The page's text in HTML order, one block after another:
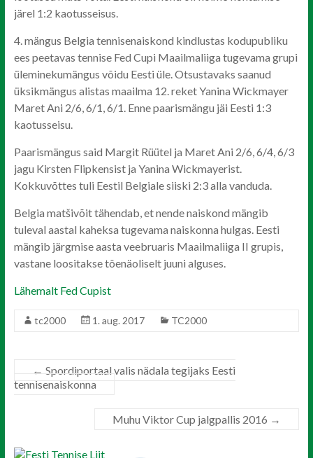
järel 1:2 kaotusseisus.
4. mängus Belgia tennisenaiskond kindlustas kodupubliku
ees peetavas tennise Fed Cupi Maailmaliiga tugevama grupi
üleminekumängus võidu Eesti üle. Otsustavaks saanud
üksikmängus alistas maailma 12. reket Yanina Wickmayer
Maret Ani 2/6, 6/1, 6/1. Enne paarismängu jäi Eesti 1:3
kaotusseisu.
Paarismängus said Margit Rüütel ja Maret Ani 2/6, 6/4, 6/3
jagu Kirsten Flipkensist ja Yanina Wickmayerist.
Kokkuvõttes tuli Eestil Belgiale siiski 2:3 alla vanduda.
Belgia matšivõit tähendab, et nende naiskond mängib
tuleval aastal kaheksa tugevama naiskonna hulgas. Eesti
mängib järgmise aasta veebruaris Maailmaliiga II grupis,
vastane loositakse tõenäoliselt juuni alguses.
Lähemalt Fed Cupist
tc2000 1. aug. 2017 TC2000
← Spordiportaal valis nädala tegijaks Eesti
tennisenaiskonna
Muhu Viktor Cup jalgpallis 2016 →